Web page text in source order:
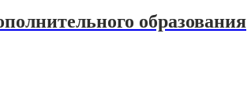
образования